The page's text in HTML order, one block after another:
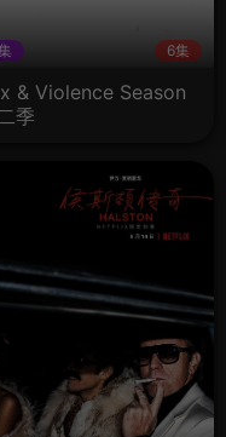
6集
& Violence Season
季